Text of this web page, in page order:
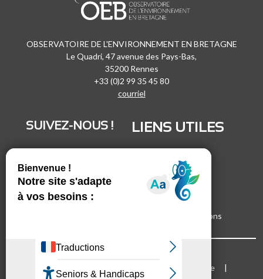
OBSERVATOIRE DE L'ENVIRONNEMENT EN BRETAGNE
Le Quadri, 47 avenue des Pays-Bas,
35200 Rennes
+33 (0)2 99 35 45 80
courriel
SUIVEZ-NOUS !
Vimeo
Facebook
LIENS UTILES
Marchés publics
Espace presse
Inscrivez-vous à nos lettres d'informations
Mentions légales Plan du site